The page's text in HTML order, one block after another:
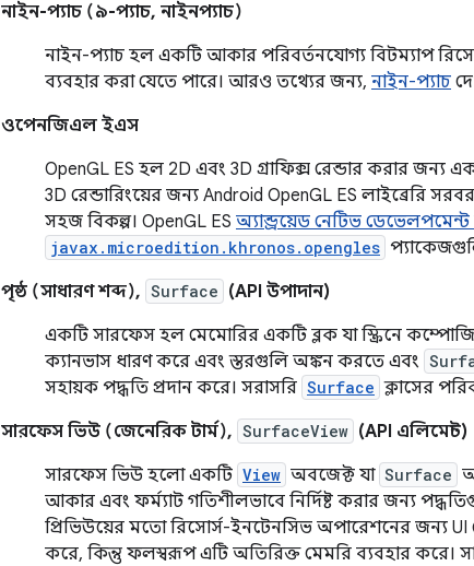
নাইন-প্যাচ (৯-প্যাচ, নাইনপ্যাচ)
নাইন-প্যাচ হল একটি আকার পরিবর্তনযোগ্য বিটম্যাপ
ব্যবহার করা যেতে পারে। আরও তথ্যের জন্য, নাইন-প্যাচ
ওপেনজিএল ইএস
OpenGL ES হল 2D এবং 3D গ্রাফিক্স রেন্ডার করার জন্য
3D রেন্ডারিংয়ের জন্য Android OpenGL ES লাইব্রেরি
সহজ বিকল্প। OpenGL ES অ্যান্ড্রয়েড নেটিভ
javax.microedition.khronos.opengles
পৃষ্ঠ (সাধারণ শব্দ), Surface (API উপাদান)
একটি সারফেস হল মেমোরির একটি ব্লক যা স্ক্রিনে
ক্যানভাস ধারণ করে এবং স্তরগুলি অঙ্কন করতে এবং
সহায়ক পদ্ধতি প্রদান করে। সরাসরি Surface ক্লাসের
সারফেস ভিউ (জেনেরিক টার্ম), SurfaceView (API এলিমেন্ট)
সারফেস ভিউ হলো একটি View অবজেক্ট যা Surface
আকার এবং ফর্ম্যাট গতিশীলভাবে নির্দিষ্ট করার জন্য
প্রিভিউয়ের মতো রিসোর্স-ইনটেনসিভ অপারেশনের জন্য UI
করে, কিন্তু ফলস্বরূপ এটি অতিরিক্ত মেমরি ব্যবহার করে।